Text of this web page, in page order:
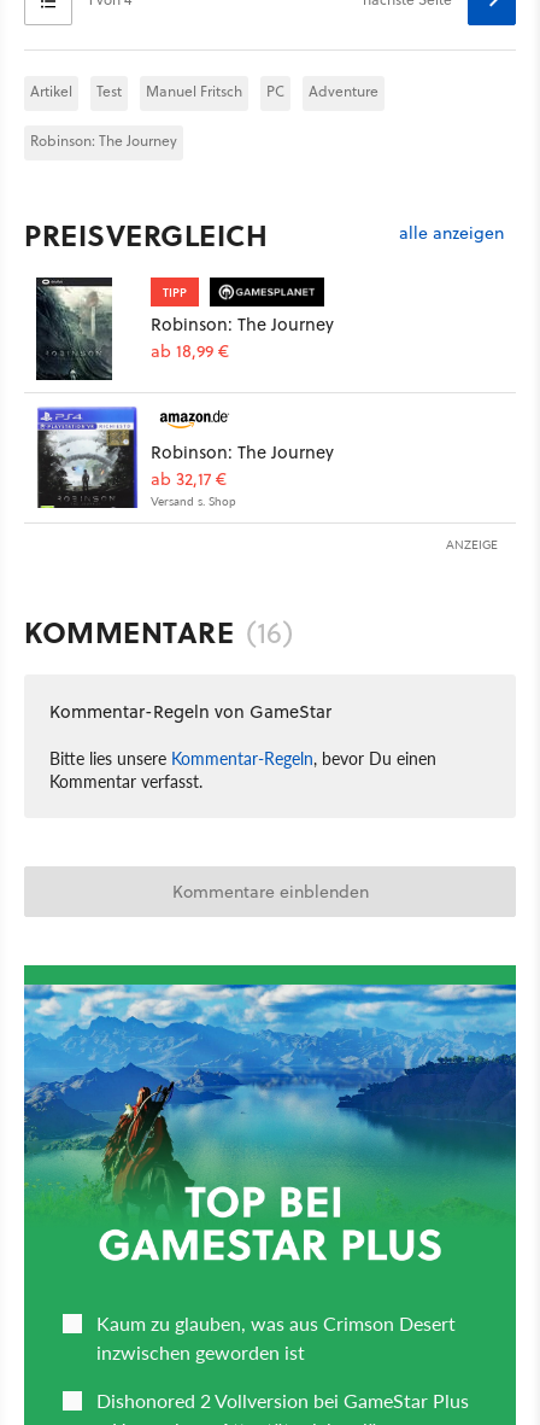
Artikel Test Manuel Fritsch PC Adventure
Robinson: The Journey
PREISVERGLEICH alle anzeigen
TIPP
Robinson: The Journey
ab 18,99 €
Robinson: The Journey
ab 32,17 €
Versand s. Shop
ANZEIGE
KOMMENTARE (16)
Kommentar-Regeln von GameStar
Bitte lies unsere Kommentar-Regeln, bevor Du einen
Kommentar verfasst.
Kommentare einblenden